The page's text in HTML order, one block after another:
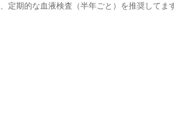
期的な血液検査（半年ごと）を推奨してます